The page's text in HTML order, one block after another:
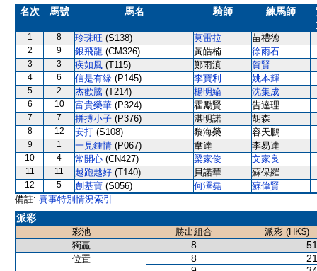
名次 馬號 馬名 騎師 練馬師
1 8 珍珠旺 (S138) 莫雷拉 苗禮德
2 9 銀飛龍 (CM326) 黃皓楠 徐雨石
3 3 疾如風 (T115) 鄭雨滇 賀賢
4 6 信是有緣 (P145) 李寶利 姚本輝
5 2 杰歡騰 (T214) 楊明綸 沈集成
6 10 富貴榮華 (P324) 霍勵賢 告達理
7 7 拼搏小子 (P376) 湛明諾 胡森
8 12 安打 (S108) 黎海榮 容天鵬
9 1 一見鍾情 (P067) 韋達 李易達
10 4 常開心 (CN427) 梁家俊 文家良
11 11 越跑越好 (T140) 貝諾華 蘇保羅
12 5 創基寶 (S056) 何澤堯
蘇偉賢
備註: 賽事特別情況索引
派彩
彩池 勝出組合
派彩 (HK$)
獨贏
8
位置 8